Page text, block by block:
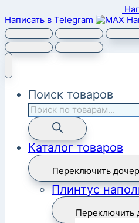
Написать в Telegram
Поиск товаров
Каталог товаров
Переключить
Плинтус
Переключить